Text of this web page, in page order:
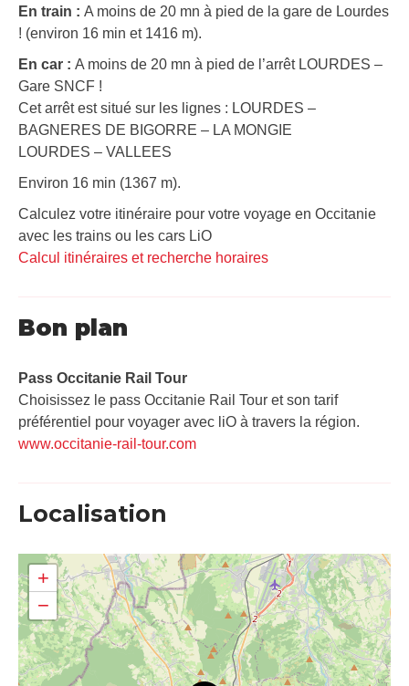
En train : A moins de 20 mn à pied de la gare de Lourdes
! (environ 16 min et 1416 m).
En car : A moins de 20 mn à pied de l’arrêt LOURDES –
Gare SNCF !
Cet arrêt est situé sur les lignes : LOURDES –
BAGNERES DE BIGORRE – LA MONGIE
LOURDES – VALLEES
Environ 16 min (1367 m).
Calculez votre itinéraire pour votre voyage en Occitanie
avec les trains ou les cars LiO
Calcul itinéraires et recherche horaires
Bon plan
Pass Occitanie Rail Tour​
Choisissez le pass Occitanie Rail Tour et son tarif
préférentiel pour voyager avec liO à travers la région.
www.occitanie-rail-tour.com
Localisation
+
−